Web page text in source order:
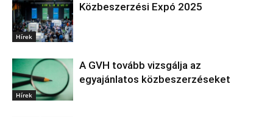
Hírek
Közbeszerzési Expó 2025
Hírek
A GVH tovább vizsgálja az
egyajánlatos közbeszerzéseket